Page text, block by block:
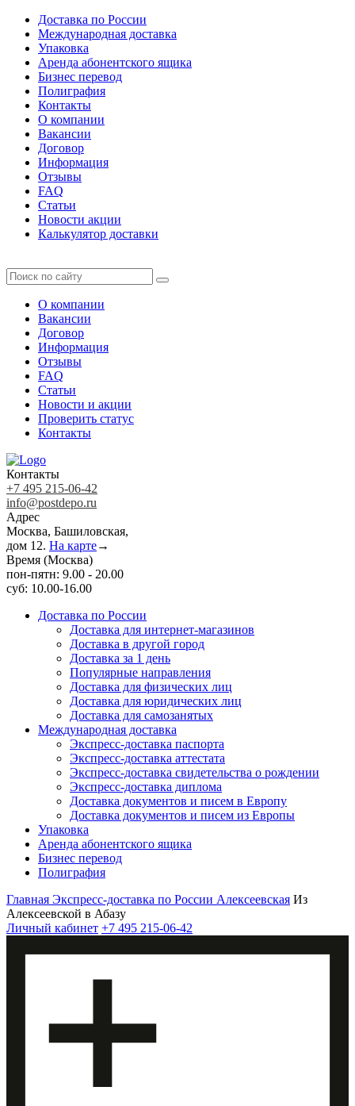
Доставка по России
Международная доставка
Упаковка
Аренда абонентского ящика
Бизнес перевод
Полиграфия
Контакты
О компании
Вакансии
Договор
Информация
Отзывы
FAQ
Статьи
Новости акции
Калькулятор доставки
О компании
Вакансии
Договор
Информация
Отзывы
FAQ
Статьи
Новости и акции
Проверить статус
Контакты
Контакты
+7 495 215-06-42
info@postdepo.ru
Адрес
Москва, Башиловская,
дом 12. На карте→
Время (Москва)
пон-пятн: 9.00 - 20.00
суб: 10.00-16.00
Доставка по России
Доставка для интернет-магазинов
Доставка в другой город
Доставка за 1 день
Популярные направления
Доставка для физических лиц
Доставка для юридических лиц
Доставка для самозанятых
Международная доставка
Экспресс-доставка паспорта
Экспресс-доставка аттестата
Экспресс-доставка свидетельства о рождении
Экспресс-доставка диплома
Доставка документов и писем в Европу
Доставка документов и писем из Европы
Упаковка
Аренда абонентского ящика
Бизнес перевод
Полиграфия
Главная Экспресс-доставка по России Алексеевская Из
Алексеевской в Абазу
Личный кабинет +7 495 215-06-42